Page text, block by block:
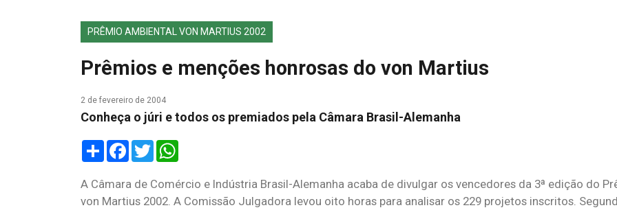
PRÊMIO AMBIENTAL VON MARTIUS 2002
Prêmios e menções honrosas do von Martius
2 de fevereiro de 2004
Conheça o júri e todos os premiados pela Câmara Brasil-Alemanha
ShareFacebook
Twitter
A Câmara de Comércio e Indústria Brasil-Alemanha acaba de divulgar os vencedores da 3ª edição do
von Martius 2002. A Comissão Julgadora levou oito horas para analisar os 229 projetos inscritos.